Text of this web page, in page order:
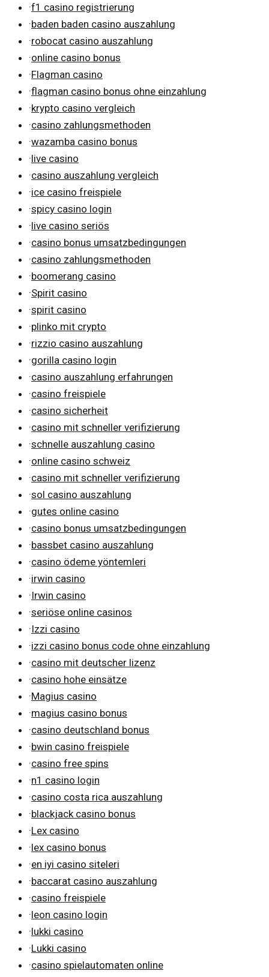
·f1 casino registrierung
·baden baden casino auszahlung
·robocat casino auszahlung
·online casino bonus
·Flagman casino
·flagman casino bonus ohne einzahlung
·krypto casino vergleich
·casino zahlungsmethoden
·wazamba casino bonus
·live casino
·casino auszahlung vergleich
·ice casino freispiele
·spicy casino login
·live casino seriös
·casino bonus umsatzbedingungen
·casino zahlungsmethoden
·boomerang casino
·Spirit casino
·spirit casino
·plinko mit crypto
·rizzio casino auszahlung
·gorilla casino login
·casino auszahlung erfahrungen
·casino freispiele
·casino sicherheit
·casino mit schneller verifizierung
·schnelle auszahlung casino
·online casino schweiz
·casino mit schneller verifizierung
·sol casino auszahlung
·gutes online casino
·casino bonus umsatzbedingungen
·bassbet casino auszahlung
·casino ödeme yöntemleri
·irwin casino
·Irwin casino
·seriöse online casinos
·Izzi casino
·izzi casino bonus code ohne einzahlung
·casino mit deutscher lizenz
·casino hohe einsätze
·Magius casino
·magius casino bonus
·casino deutschland bonus
·bwin casino freispiele
·casino free spins
·n1 casino login
·casino costa rica auszahlung
·blackjack casino bonus
·Lex casino
·lex casino bonus
·en iyi casino siteleri
·baccarat casino auszahlung
·casino freispiele
·leon casino login
·lukki casino
·Lukki casino
·casino spielautomaten online